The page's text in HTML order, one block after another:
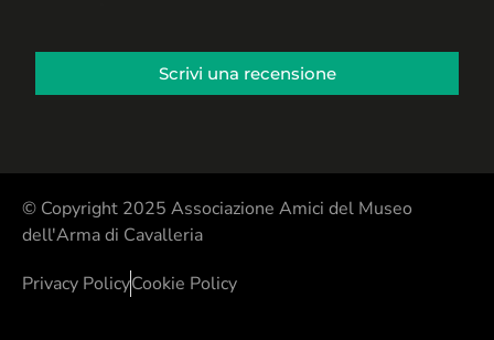
Scrivi una recensione
© Copyright 2025 Associazione Amici del Museo
dell'Arma di Cavalleria
Privacy PolicyCookie Policy